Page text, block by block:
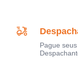
Pague